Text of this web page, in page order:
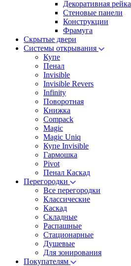
Декоративная рейка
Стеновые панели
Конструкции
Фрамуга
Скрытые двери
Системы открывания
Купе
Пенал
Invisible
Invisible Revers
Infinity
Поворотная
Книжка
Compack
Magic
Magic Uniq
Купе Invisible
Гармошка
Pivot
Пенал Каскад
Перегородки
Все перегородки
Классические
Каскад
Складные
Распашные
Стационарные
Душевые
Для зонирования
Покупателям